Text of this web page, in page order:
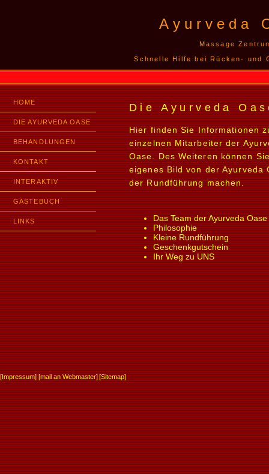
Ayurveda
Massage
Schnelle Hilfe bei Rücken- und
HOME
DIE AYURVEDA OASE
BEHANDLUNGEN
KONTAKT
INTERAKTIV
GÄSTEBUCH
LINKS
Die Ayurveda
Hier finden Sie Informationen
einzelnen Mitarbeiter der
Oase. Des Weiteren können
eigenes Bild von der Ayurveda
der Rundführung machen.
Das Team der Ayurveda Oase
Philosophie
Kleine Rundführung
Geschenkgutschein
Ihr Weg zu UNS
[Impressum] [mail an Webmaster][Sitemap]